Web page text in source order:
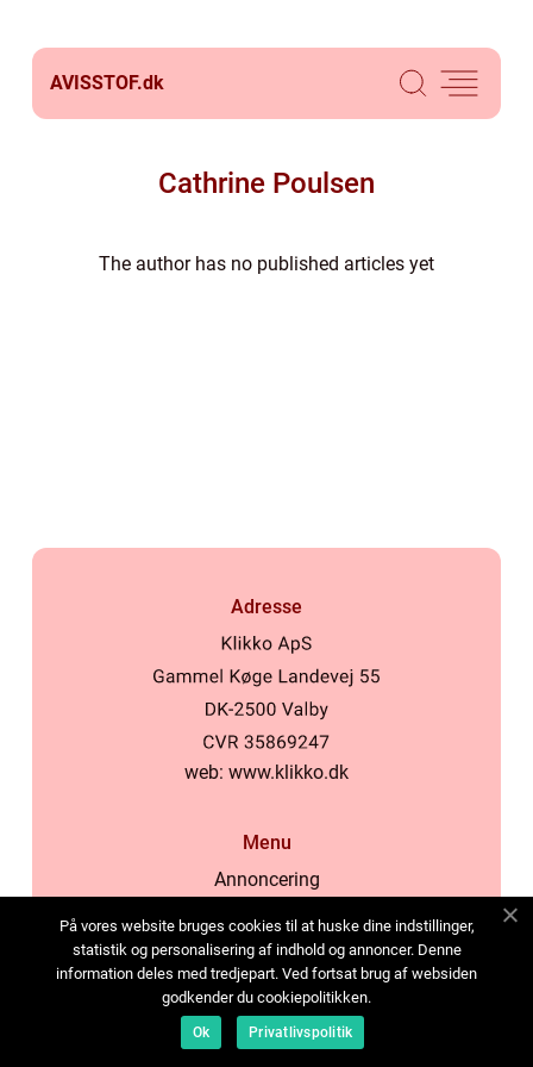
AVISSTOF.dk
Cathrine Poulsen
The author has no published articles yet
Adresse
web: www.klikko.dk
Menu
Annoncering
Cookies
Kontakt os
Sitemap
På vores website bruges cookies til at huske dine indstillinger,
statistik og personalisering af indhold og annoncer. Denne
information deles med tredjepart. Ved fortsat brug af websiden
godkender du cookiepolitikken.
Ok Privatlivspolitik